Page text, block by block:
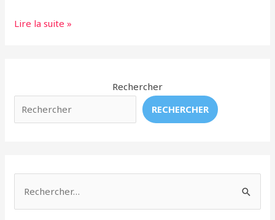
Lodges
nouvelle
lubie
Lire la suite »
Rechercher
RECHERCHER